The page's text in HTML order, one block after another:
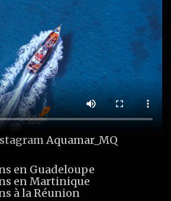
Aquamar_MQ
en Guadeloupe
en Martinique
à la Réunion